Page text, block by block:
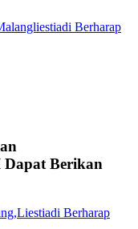
Berharap
Dapat Berikan